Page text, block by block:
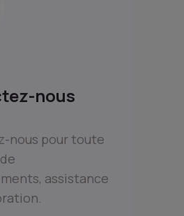
nous
nous pour toute
assistance